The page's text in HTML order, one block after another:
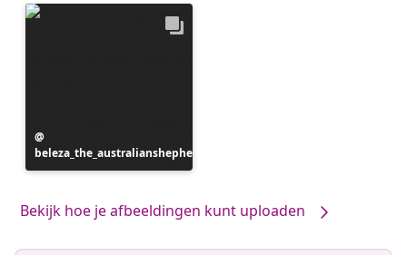
gepubliceerd
door
beleza_the_australianshepherd
Bekijk hoe je afbeeldingen kunt uploaden